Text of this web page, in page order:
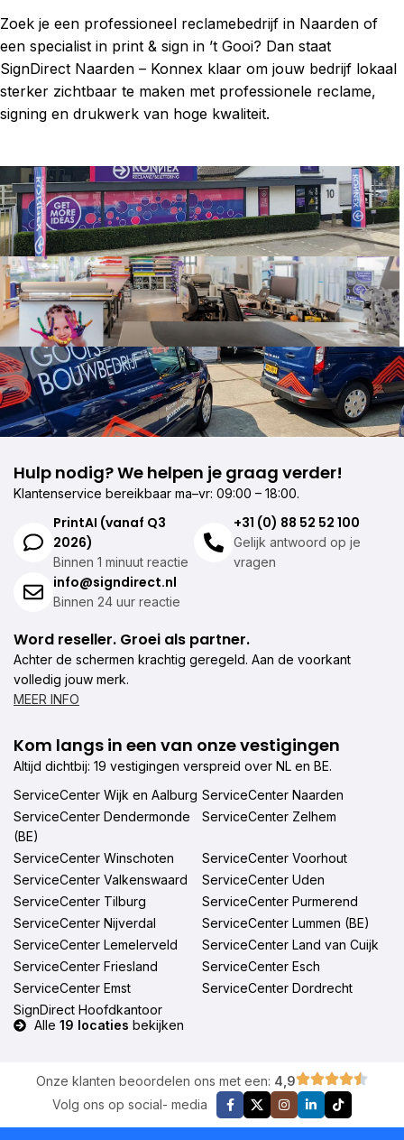
Zoek je een professioneel reclamebedrijf in Naarden of
een specialist in print & sign in ’t Gooi? Dan staat
SignDirect Naarden – Konnex klaar om jouw bedrijf lokaal
sterker zichtbaar te maken met professionele reclame,
signing en drukwerk van hoge kwaliteit.
Hulp nodig? We helpen je graag verder!
Klantenservice bereikbaar ma–vr: 09:00 – 18:00.
PrintAI (vanaf Q3
2026)
Binnen 1 minuut reactie
+31 (0) 88 52 52 100
Gelijk antwoord op je
vragen
info@signdirect.nl
Binnen 24 uur reactie
Word reseller. Groei als partner.
Achter de schermen krachtig geregeld. Aan de voorkant
volledig jouw merk.
MEER INFO
Kom langs in een van onze vestigingen
Altijd dichtbij: 19 vestigingen verspreid over NL en BE.
ServiceCenter Wijk en Aalburg ServiceCenter Naarden
ServiceCenter Dendermonde
(BE)
ServiceCenter Zelhem
ServiceCenter Winschoten
ServiceCenter Voorhout
ServiceCenter Valkenswaard
ServiceCenter Uden
ServiceCenter Tilburg
ServiceCenter Purmerend
ServiceCenter Nijverdal
ServiceCenter Lummen (BE)
ServiceCenter Lemelerveld
ServiceCenter Land van Cuijk
ServiceCenter Friesland
ServiceCenter Esch
ServiceCenter Emst
ServiceCenter Dordrecht
SignDirect Hoofdkantoor
Alle 19 locaties bekijken
Onze klanten beoordelen ons met een: 4,9
Volg ons op social- media